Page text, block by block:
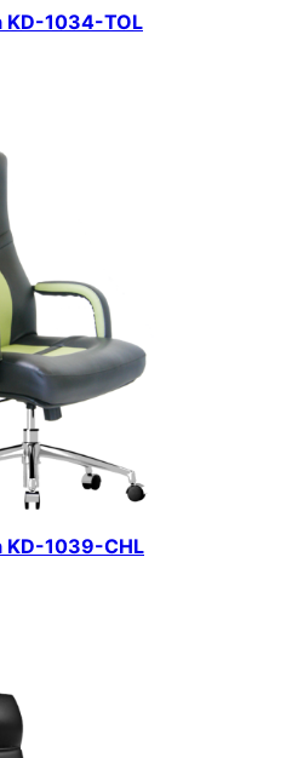
KD-1034-TOL
KD-1039-CHL